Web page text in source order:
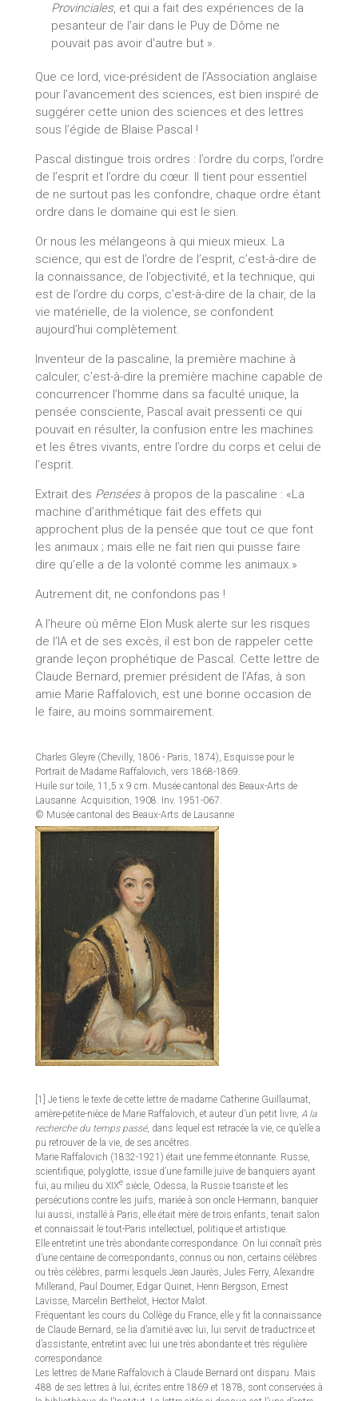
Provinciales, et qui a fait des expériences de la
pesanteur de l'air dans le Puy de Dôme ne
pouvait pas avoir d'autre but ».
Que ce lord, vice-président de l’Association anglaise
pour l’avancement des sciences, est bien inspiré de
suggérer cette union des sciences et des lettres
sous l’égide de Blaise Pascal !
Pascal distingue trois ordres : l’ordre du corps, l’ordre
de l’esprit et l’ordre du cœur. Il tient pour essentiel
de ne surtout pas les confondre, chaque ordre étant
ordre dans le domaine qui est le sien.
Or nous les mélangeons à qui mieux mieux. La
science, qui est de l’ordre de l’esprit, c’est-à-dire de
la connaissance, de l’objectivité, et la technique, qui
est de l’ordre du corps, c’est-à-dire de la chair, de la
vie matérielle, de la violence, se confondent
aujourd’hui complètement.
Inventeur de la pascaline, la première machine à
calculer, c’est-à-dire la première machine capable de
concurrencer l’homme dans sa faculté unique, la
pensée consciente, Pascal avait pressenti ce qui
pouvait en résulter, la confusion entre les machines
et les êtres vivants, entre l’ordre du corps et celui de
l’esprit.
Extrait des Penséesà propos de la pascaline : «La
machine d’arithmétique fait des effets qui
approchent plus de la pensée que tout ce que font
les animaux ; mais elle ne fait rien qui puisse faire
dire qu’elle a de la volonté comme les animaux.»
Autrement dit, ne confondons pas !
A l’heure où même Elon Musk alerte sur les risques
de l’IA et de ses excès, il est bon de rappeler cette
grande leçon prophétique de Pascal. Cette lettre de
Claude Bernard, premier président de l’Afas, à son
amie Marie Raffalovich, est une bonne occasion de
le faire, au moins sommairement.
Charles Gleyre (Chevilly, 1806 - Paris, 1874), Esquisse pour le
Portrait de Madame Raffalovich, vers 1868-1869.
Huile sur toile, 11,5 x 9 cm. Musée cantonal des Beaux-Arts de
Lausanne. Acquisition, 1908. Inv. 1951-067.
© Musée cantonal des Beaux-Arts de Lausanne
[1] Je tiens le texte de cette lettre de madame Catherine Guillaumat,
arrière-petite-nièce de Marie Raffalovich, et auteur d’un petit livre, A la
recherche du temps passé, dans lequel est retracée la vie, ce qu’elle a
pu retrouver de la vie, de ses ancêtres.
Marie Raffalovich (1832-1921) était une femme étonnante. Russe,
scientifique, polyglotte, issue d’une famille juive de banquiers ayant
fui, au milieu du XIXesiècle, Odessa, la Russie tsariste et les
persécutions contre les juifs, mariée à son oncle Hermann, banquier
lui aussi, installé à Paris, elle était mère de trois enfants, tenait salon
et connaissait le tout-Paris intellectuel, politique et artistique.
Elle entretint une très abondante correspondance. On lui connaît près
d’une centaine de correspondants, connus ou non, certains célèbres
ou très célèbres, parmi lesquels Jean Jaurès, Jules Ferry, Alexandre
Millerand, Paul Doumer, Edgar Quinet, Henri Bergson, Ernest
Lavisse, Marcelin Berthelot, Hector Malot.
Fréquentant les cours du Collège du France, elle y fit la connaissance
de Claude Bernard, se lia d’amitié avec lui, lui servit de traductrice et
d’assistante, entretint avec lui une très abondante et très régulière
correspondance.
Les lettres de Marie Raffalovich à Claude Bernard ont disparu. Mais
488 de ses lettres à lui, écrites entre 1869 et 1878, sont conservées à